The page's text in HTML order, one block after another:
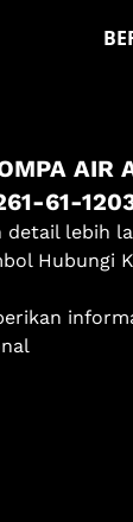
dan setuju
Privasikami.
AIR
61-
detail lebih
Hubungi